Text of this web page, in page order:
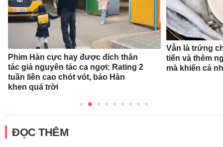
Phim Hàn cực hay được đích thân
tác giả nguyên tác ca ngợi: Rating 2
tuần liền cao chót vót, báo Hàn
khen quá trời
Vẫn là trứng
tiến và thêm
mà khiến cả
ĐỌC THÊM